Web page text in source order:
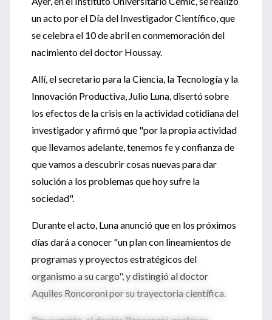
un acto por el Día del Investigador Científico, que
se celebra el 10 de abril en conmemoración del
nacimiento del doctor Houssay.
Allí, el secretario para la Ciencia, la Tecnología y la
Innovación Productiva, Julio Luna, disertó sobre
los efectos de la crisis en la actividad cotidiana del
investigador y afirmó que "por la propia actividad
que llevamos adelante, tenemos fe y confianza de
que vamos a descubrir cosas nuevas para dar
solución a los problemas que hoy sufre la
sociedad".
Durante el acto, Luna anunció que en los próximos
días dará a conocer "un plan con lineamientos de
programas y proyectos estratégicos del
organismo a su cargo", y distingió al doctor
Aquiles Roncoroni por su trayectoria científica.